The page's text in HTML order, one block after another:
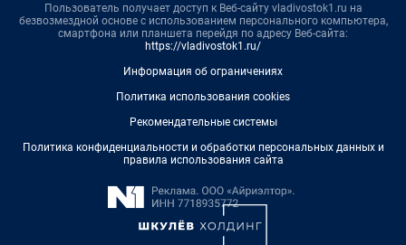
Пользователь получает доступ к Веб-сайту vladivostok1.ru на
безвозмездной основе с использованием персонального компьютера,
смартфона или планшета перейдя по адресу Веб-сайта:
https://vladivostok1.ru/
Информация об ограничениях
Политика использования cookies
Рекомендательные системы
Политика конфиденциальности и обработки персональных данных и
правила использования сайта